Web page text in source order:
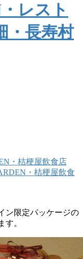
レスト
・長寿村
・桔梗屋飲食店
・桔梗屋飲食
ン限定パッケージの
す。